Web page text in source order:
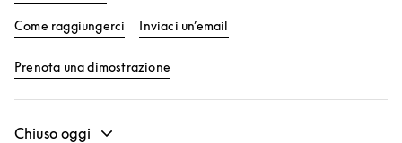
Come raggiungerci Link Opens in New Tab
Inviaci un’email
Prenota una dimostrazione
Chiuso oggi